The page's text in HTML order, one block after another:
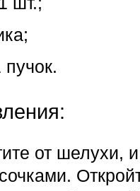
от шелухи,